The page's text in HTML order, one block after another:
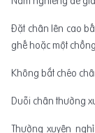
Đặt chân lên cao
ghế hoặc một
Không bắt chéo
Duỗi chân thường
Thường xuyên